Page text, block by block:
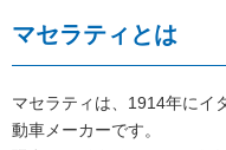
マセラティとは
マセラティは、1914年にイ
動車メーカーです。